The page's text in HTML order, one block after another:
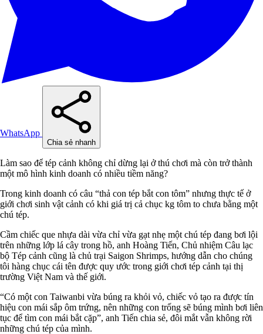
WhatsApp
Chia sẻ nhanh
Làm sao để tép cảnh không chỉ dừng lại ở thú chơi mà còn trở thành
một mô hình kinh doanh có nhiều tiềm năng?
Trong kinh doanh có câu “thả con tép bắt con tôm” nhưng thực tế ở
giới chơi sinh vật cảnh có khi giá trị cả chục kg tôm to chưa bằng một
chú tép.
Cầm chiếc que nhựa dài vừa chỉ vừa gạt nhẹ một chú tép đang bơi lội
trên những lớp lá cây trong hồ, anh Hoàng Tiến, Chủ nhiệm Câu lạc
bộ Tép cảnh cũng là chủ trại Saigon Shrimps, hướng dẫn cho chúng
tôi hàng chục cái tên được quy ước trong giới chơi tép cảnh tại thị
trường Việt Nam và thế giới.
“Có một con Taiwanbi vừa búng ra khỏi vỏ, chiếc vỏ tạo ra được tín
hiệu con mái sắp ôm trứng, nên những con trống sẽ búng mình bơi liên
tục để tìm con mái bắt cặp”, anh Tiến chia sẻ, đôi mắt vẫn không rời
những chú tép của mình.